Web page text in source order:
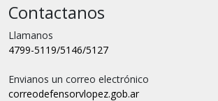
Contactanos
Llamanos
4799-5119/5146/5127
Envianos un correo electrónico
correodefensorvlopez.gob.ar